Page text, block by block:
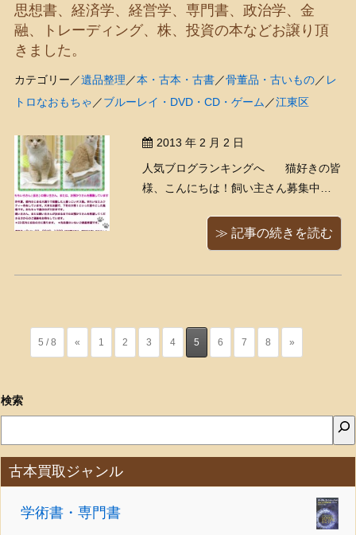
思想書、経済学、経営学、専門書、政治学、金
融、トレーディング、株、投資の本などお譲り頂
きました。
カテゴリー／遺品整理／本・古本・古書／骨董品・古いもの／ レ
トロなおもちゃ／ブルーレイ・DVD・CD・ゲーム／江東区
2013 年 2 月 2 日
人気ブログランキングへ 猫好きの皆
様、こんにちは！飼い主さん募集中の
しくお願いいたします！ しかしこのも
もいろさん（仮名）、ミルクティー
≫ 記事の続きを読む
5 / 8 « 1 2 3 4 5 6 7 8 »
検索
古本買取ジャンル
学術書・専門書